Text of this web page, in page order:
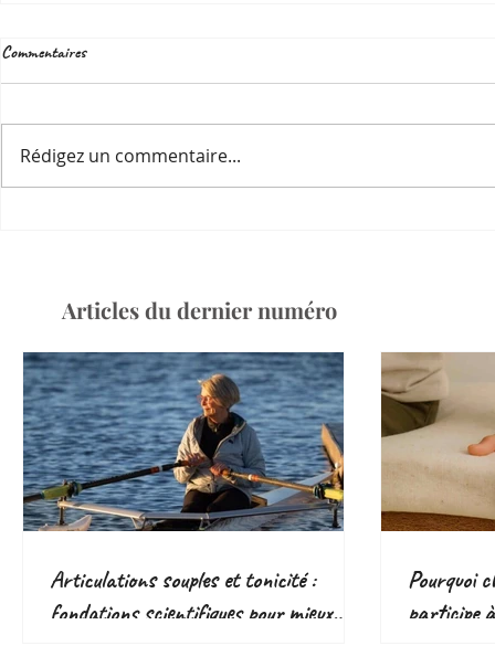
Commentaires
Rédigez un commentaire...
Articles du dernier numéro
Articulations souples et tonicité :
fondations scientifiques pour mieux
Pourquoi
participe